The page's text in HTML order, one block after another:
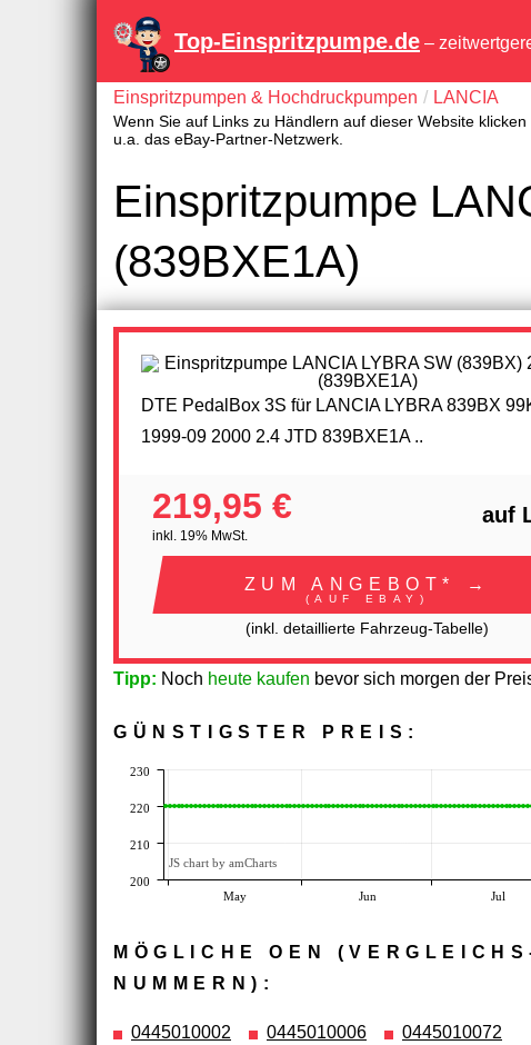
Top-Einspritzpumpe.de –
Einspritzpumpen & Hochdruckpumpen LANCIA
Wenn Sie auf Links zu Händlern auf dieser Website
u.a. das eBay-Partner-Netzwerk.
Einspritzpumpe
(839BXE1A)
DTE PedalBox 3S für LANCIA LYBRA 839BX
1999-09 2000 2.4 JTD 839BXE1A ..
219,95 €
inkl. 19% MwSt.
auf
ZUM ANGEBOT* →
(AUF EBAY)
(inkl. detaillierte Fahrzeug-Tabelle)
Tipp: Noch heute kaufen bevor sich morgen der
GÜNSTIGSTER PREIS:
May Jun Jul
200
210
220
230
JS chart by amCharts
MÖGLICHE OEN
NUMMERN):
0445010002 0445010006 0445010072